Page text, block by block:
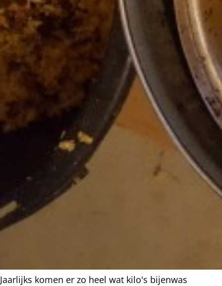
Jaarlijks komen er zo heel wat kilo's bijenwas